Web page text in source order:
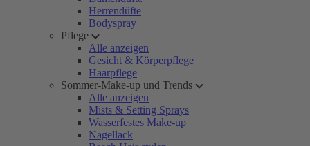
Herrendüfte
Bodyspray
Pflege
Alle anzeigen
Gesicht & Körperpflege
Haarpflege
Sommer-Make-up und Trends
Alle anzeigen
Mists & Setting Sprays
Wasserfestes Make-up
Nagellack